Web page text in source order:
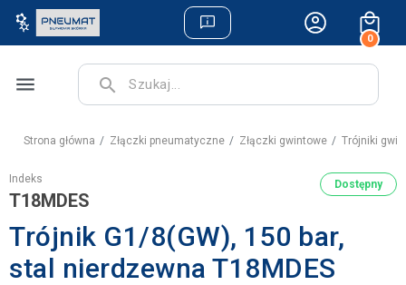
0
menu search
Strona główna Złączki pneumatyczne Złączki gwintowe Trójniki
Indeks
T18MDES
Dostępny
Trójnik G1/8(GW), 150 bar,
stal nierdzewna T18MDES